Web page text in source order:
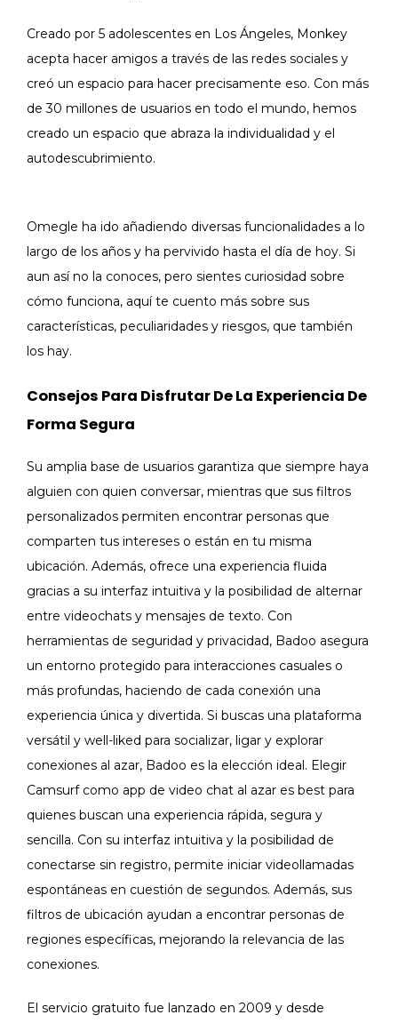
Creado por 5 adolescentes en Los Ángeles, Monkey
acepta hacer amigos a través de las redes sociales y
creó un espacio para hacer precisamente eso. Con más
de 30 millones de usuarios en todo el mundo, hemos
creado un espacio que abraza la individualidad y el
autodescubrimiento.
Omegle ha ido añadiendo diversas funcionalidades a lo
largo de los años y ha pervivido hasta el día de hoy. Si
aun así no la conoces, pero sientes curiosidad sobre
cómo funciona, aquí te cuento más sobre sus
características, peculiaridades y riesgos, que también
los hay.
Consejos Para Disfrutar De La Experiencia De
Forma Segura
Su amplia base de usuarios garantiza que siempre haya
alguien con quien conversar, mientras que sus filtros
personalizados permiten encontrar personas que
comparten tus intereses o están en tu misma
ubicación. Además, ofrece una experiencia fluida
gracias a su interfaz intuitiva y la posibilidad de alternar
entre videochats y mensajes de texto. Con
herramientas de seguridad y privacidad, Badoo asegura
un entorno protegido para interacciones casuales o
más profundas, haciendo de cada conexión una
experiencia única y divertida. Si buscas una plataforma
versátil y well-liked para socializar, ligar y explorar
conexiones al azar, Badoo es la elección ideal. Elegir
Camsurf como app de video chat al azar es best para
quienes buscan una experiencia rápida, segura y
sencilla. Con su interfaz intuitiva y la posibilidad de
conectarse sin registro, permite iniciar videollamadas
espontáneas en cuestión de segundos. Además, sus
filtros de ubicación ayudan a encontrar personas de
regiones específicas, mejorando la relevancia de las
conexiones.
El servicio gratuito fue lanzado en 2009 y desde